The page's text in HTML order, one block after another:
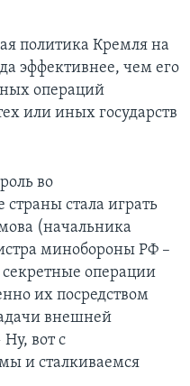
политика Кремля на
эффективнее, чем его
операций
или иных государств
во
стала играть
(начальника
минобороны РФ –
секретные операции
их посредством
внешней
вот с
и сталкиваемся